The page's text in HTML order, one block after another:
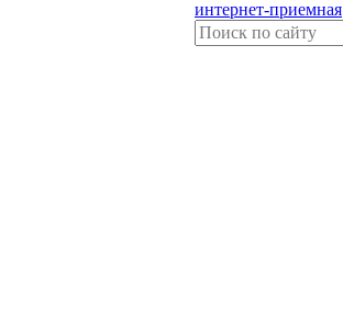
интернет-приемная